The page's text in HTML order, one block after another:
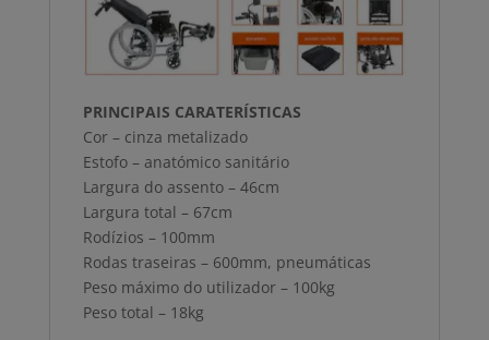
PRINCIPAIS CARATERÍSTICAS
Cor – cinza metalizado
Estofo – anatómico sanitário
Largura do assento – 46cm
Largura total – 67cm
Rodízios – 100mm
Rodas traseiras – 600mm, pneumáticas
Peso máximo do utilizador – 100kg
Peso total – 18kg